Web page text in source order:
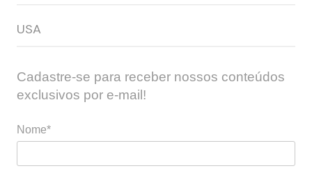
USA
Cadastre-se para receber nossos conteúdos
exclusivos por e-mail!
Nome*